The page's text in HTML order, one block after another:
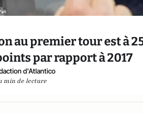
au premier tour est à
par rapport à 2017
d'Atlantico
1 min de lecture